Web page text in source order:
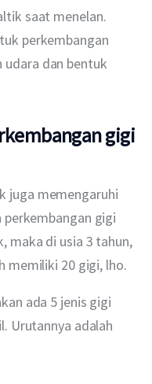
saat menelan.
perkembangan
dan bentuk
gigi
juga memengaruhi
gigi
maka di usia 3 tahun,
memiliki 20 gigi, lho.
ada 5 jenis gigi
Urutannya adalah